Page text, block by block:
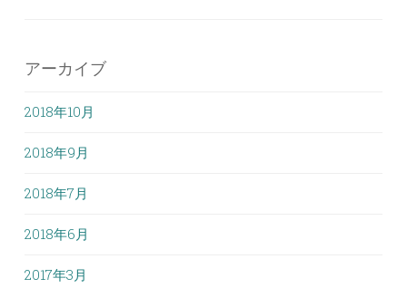
アーカイブ
2018年10月
2018年9月
2018年7月
2018年6月
2017年3月